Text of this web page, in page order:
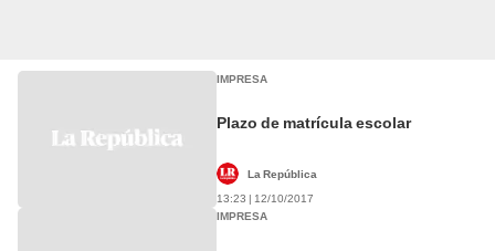
IMPRESA
Plazo de matrícula escolar
La República
13:23 | 12/10/2017
IMPRESA